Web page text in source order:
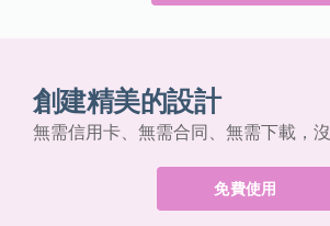
創建精美的設計
無需信用卡、無需合同、無需下載，沒
免費使用